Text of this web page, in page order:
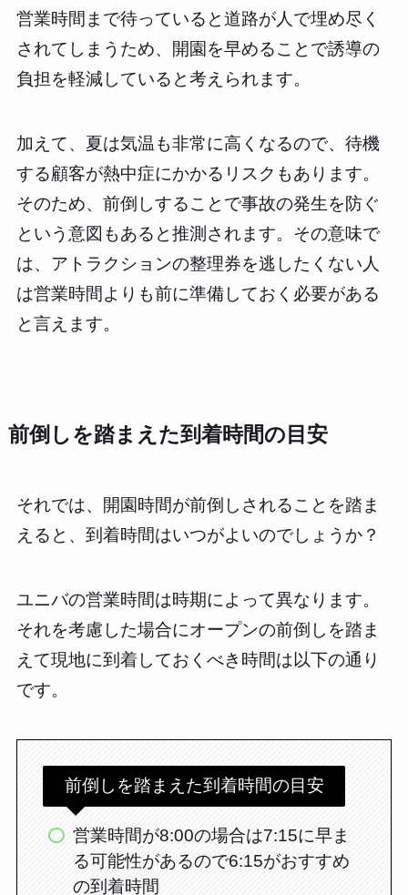
営業時間まで待っていると道路が人で埋め尽く
されてしまうため、開園を早めることで誘導の
負担を軽減していると考えられます。
加えて、夏は気温も非常に高くなるので、待機
する顧客が熱中症にかかるリスクもあります。
そのため、前倒しすることで事故の発生を防ぐ
という意図もあると推測されます。その意味で
は、アトラクションの整理券を逃したくない人
は営業時間よりも前に準備しておく必要がある
と言えます。
前倒しを踏まえた到着時間の目安
それでは、開園時間が前倒しされることを踏ま
えると、到着時間はいつがよいのでしょうか？
ユニバの営業時間は時期によって異なります。
それを考慮した場合にオープンの前倒しを踏ま
えて現地に到着しておくべき時間は以下の通り
です。
前倒しを踏まえた到着時間の目安
営業時間が8:00の場合は7:15に早ま
る可能性があるので6:15がおすすめ
の到着時間